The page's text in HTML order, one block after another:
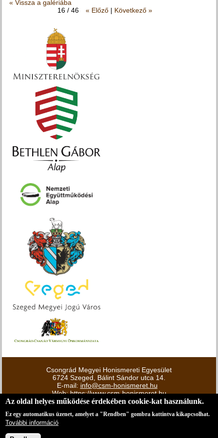
« Vissza a galériába
16 / 46
« Előző| Következő »
Csongrád Megyei Honismereti Egyesület
6724 Szeged, Bálint Sándor utca 14.
E-mail: info@csm-honismeret.hu
Web:https://www.csm-honismeret.hu
Adószám: 18457517-1-06
50100017
Az oldal helyes működése érdekében cookie-kat használunk.
Ez egy automatikus üzenet, amelyet a "Rendben" gombra kattintva kikapcsolhat.
További információ